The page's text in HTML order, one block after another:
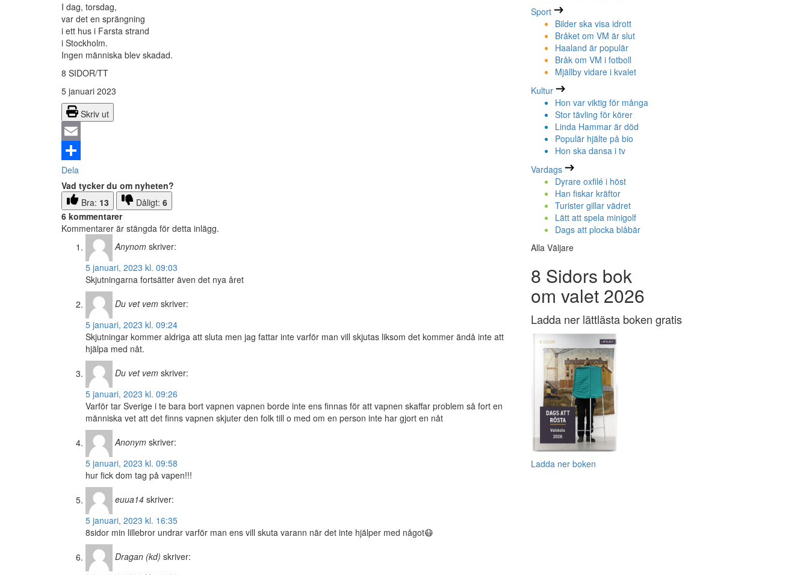
I dag, torsdag,
var det en sprängning
i ett hus i Farsta strand
i Stockholm.
Ingen människa blev skadad.
8 SIDOR/TT
5 januari 2023
Skriv ut
Email
Dela
Vad tycker du om nyheten?
Bra: 13 Dåligt: 6
6 kommentarer
Kommentarer är stängda för detta inlägg.
Anynom skriver:
5 januari, 2023 kl. 09:03
Skjutningarna fortsätter även det nya året
Du vet vem skriver:
5 januari, 2023 kl. 09:24
Skjutningar kommer aldriga att sluta men jag fattar inte varför man vill skjutas liksom det kommer ändå inte att
hjälpa med nåt.
Du vet vem skriver:
5 januari, 2023 kl. 09:26
Varför tar Sverige i te bara bort vapnen vapnen borde inte ens finnas för att vapnen skaffar problem så fort en
människa vet att det finns vapnen skjuter den folk till o med om en person inte har gjort en nåt
Anonym skriver:
5 januari, 2023 kl. 09:58
hur fick dom tag på vapen!!!
euua14 skriver:
5 januari, 2023 kl. 16:35
8sidor min lillebror undrar varför man ens vill skuta varann när det inte hjälper med något😷
Dragan (kd) skriver:
Sport
Bilder ska visa idrott
Bråket om VM är slut
Haaland är populär
Bråk om VM i fotboll
Mjällby vidare i kvalet
Kultur
Hon var viktig för många
Stor tävling för körer
Linda Hammar är död
Populär hjälte på bio
Hon ska dansa i tv
Vardags
Dyrare oxfilé i höst
Han fiskar kräftor
Turister gillar vädret
Lätt att spela minigolf
Dags att plocka blåbär
Alla Väljare
8 Sidors bok
om valet 2026
Ladda ner lättlästa boken gratis
Ladda ner boken